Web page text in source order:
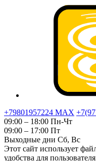
+79801957224 МАХ
09:00 – 18:00 Пн-Чт
09:00 – 17:00 Пт
Выходные дни Сб, Вс
Этот сайт использует
удобства для